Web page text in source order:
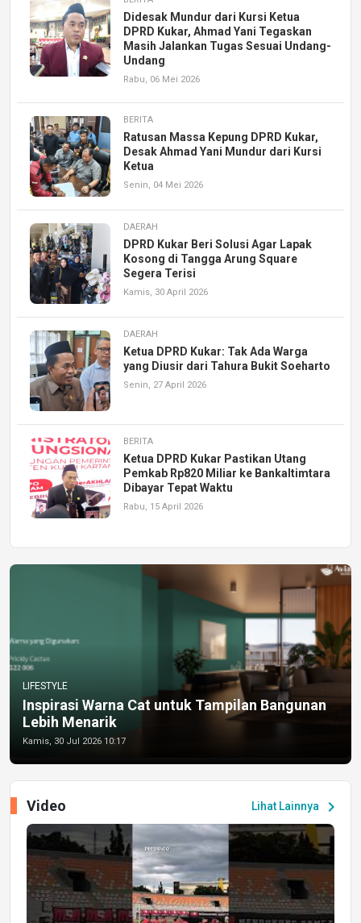
Didesak Mundur dari Kursi Ketua
DPRD Kukar, Ahmad Yani Tegaskan
Masih Jalankan Tugas Sesuai Undang-
Undang
Rabu, 06 Mei 2026
BERITA
Ratusan Massa Kepung DPRD Kukar,
Desak Ahmad Yani Mundur dari Kursi
Ketua
Senin, 04 Mei 2026
DAERAH
DPRD Kukar Beri Solusi Agar Lapak
Kosong di Tangga Arung Square
Segera Terisi
Kamis, 30 April 2026
DAERAH
Ketua DPRD Kukar: Tak Ada Warga
yang Diusir dari Tahura Bukit Soeharto
Senin, 27 April 2026
BERITA
Ketua DPRD Kukar Pastikan Utang
Pemkab Rp820 Miliar ke Bankaltimtara
Dibayar Tepat Waktu
Rabu, 15 April 2026
LIFESTYLE
Inspirasi Warna Cat untuk Tampilan Bangunan
Lebih Menarik
Kamis, 30 Jul 2026 10:17
Lihat Lainnya chevron_right
Video